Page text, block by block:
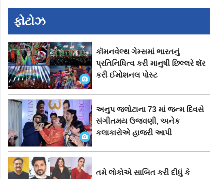
ફોટોઝ
કૉમનવેલ્થ ગેમ્સમાં ભારતનું
પ્રતિનિધિત્વ કરી માનુષી છિલ્લરે શૅર
કરી ઈમોશનલ પોસ્ટ
અનુપ જલોટાના 73 માં જન્મ દિવસે
સંગીતમય ઉજવણી, અનેક
કલાકારોએ હાજરી આપી
તમે લોકોએ સાબિત કરી દીધું કે